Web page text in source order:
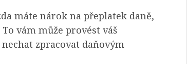
máte nárok na přeplatek daně,
vám může provést váš
zpracovat daňovým